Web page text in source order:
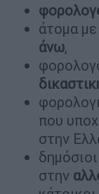
άτομα
άνω,
που
στην
στην